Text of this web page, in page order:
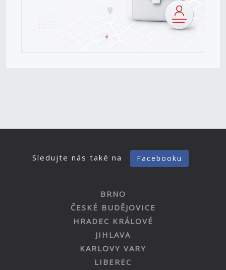
Sledujte nás také na Facebooku
BRNO
ČESKÉ BUDĚJOVICE
HRADEC KRÁLOVÉ
JIHLAVA
KARLOVY VARY
LIBEREC